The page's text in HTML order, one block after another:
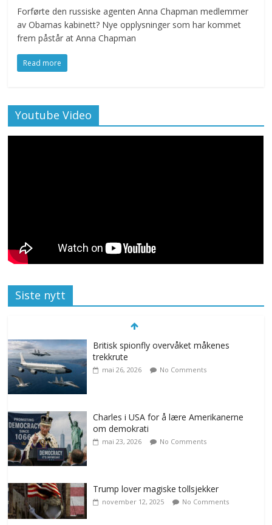
Forførte den russiske agenten Anna Chapman medlemmer
av Obamas kabinett? Nye opplysninger som har kommet
frem påstår at Anna Chapman
Read more
Youtube Video
Siste nytt
Britisk spionfly overvåket måkenes
trekkrute
mai 26, 2026 No Comments
Charles i USA for å lære Amerikanerne
om demokrati
mai 23, 2026 No Comments
Trump lover magiske tollsjekker
november 12, 2025 No Comments